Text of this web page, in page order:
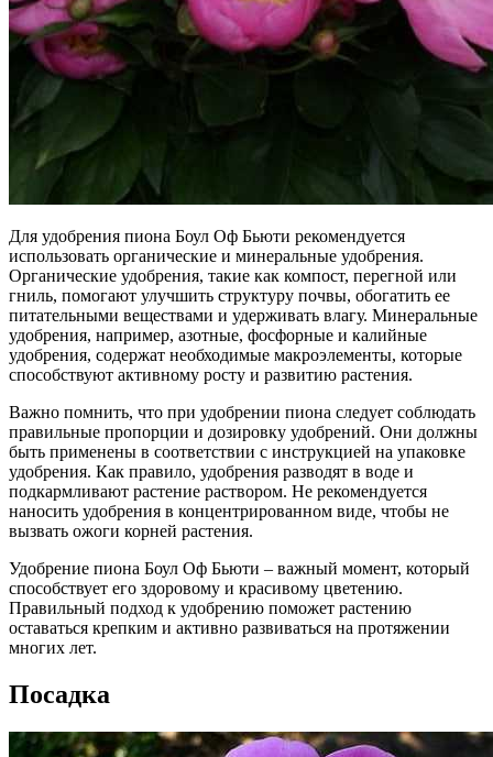
Для удобрения пиона Боул Оф Бьюти рекомендуется
использовать органические и минеральные удобрения.
Органические удобрения, такие как компост, перегной или
гниль, помогают улучшить структуру почвы, обогатить ее
питательными веществами и удерживать влагу. Минеральные
удобрения, например, азотные, фосфорные и калийные
удобрения, содержат необходимые макроэлементы, которые
способствуют активному росту и развитию растения.
Важно помнить, что при удобрении пиона следует соблюдать
правильные пропорции и дозировку удобрений. Они должны
быть применены в соответствии с инструкцией на упаковке
удобрения. Как правило, удобрения разводят в воде и
подкармливают растение раствором. Не рекомендуется
наносить удобрения в концентрированном виде, чтобы не
вызвать ожоги корней растения.
Удобрение пиона Боул Оф Бьюти – важный момент, который
способствует его здоровому и красивому цветению.
Правильный подход к удобрению поможет растению
оставаться крепким и активно развиваться на протяжении
многих лет.
Посадка